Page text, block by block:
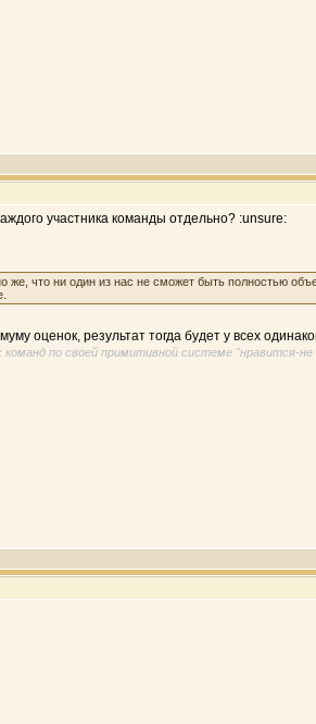
участника команды отдельно? :unsure:
же, что ни один из нас не сможет быть полностью
оценок, результат тогда будет у всех
по своей примитивной системе "нравится-